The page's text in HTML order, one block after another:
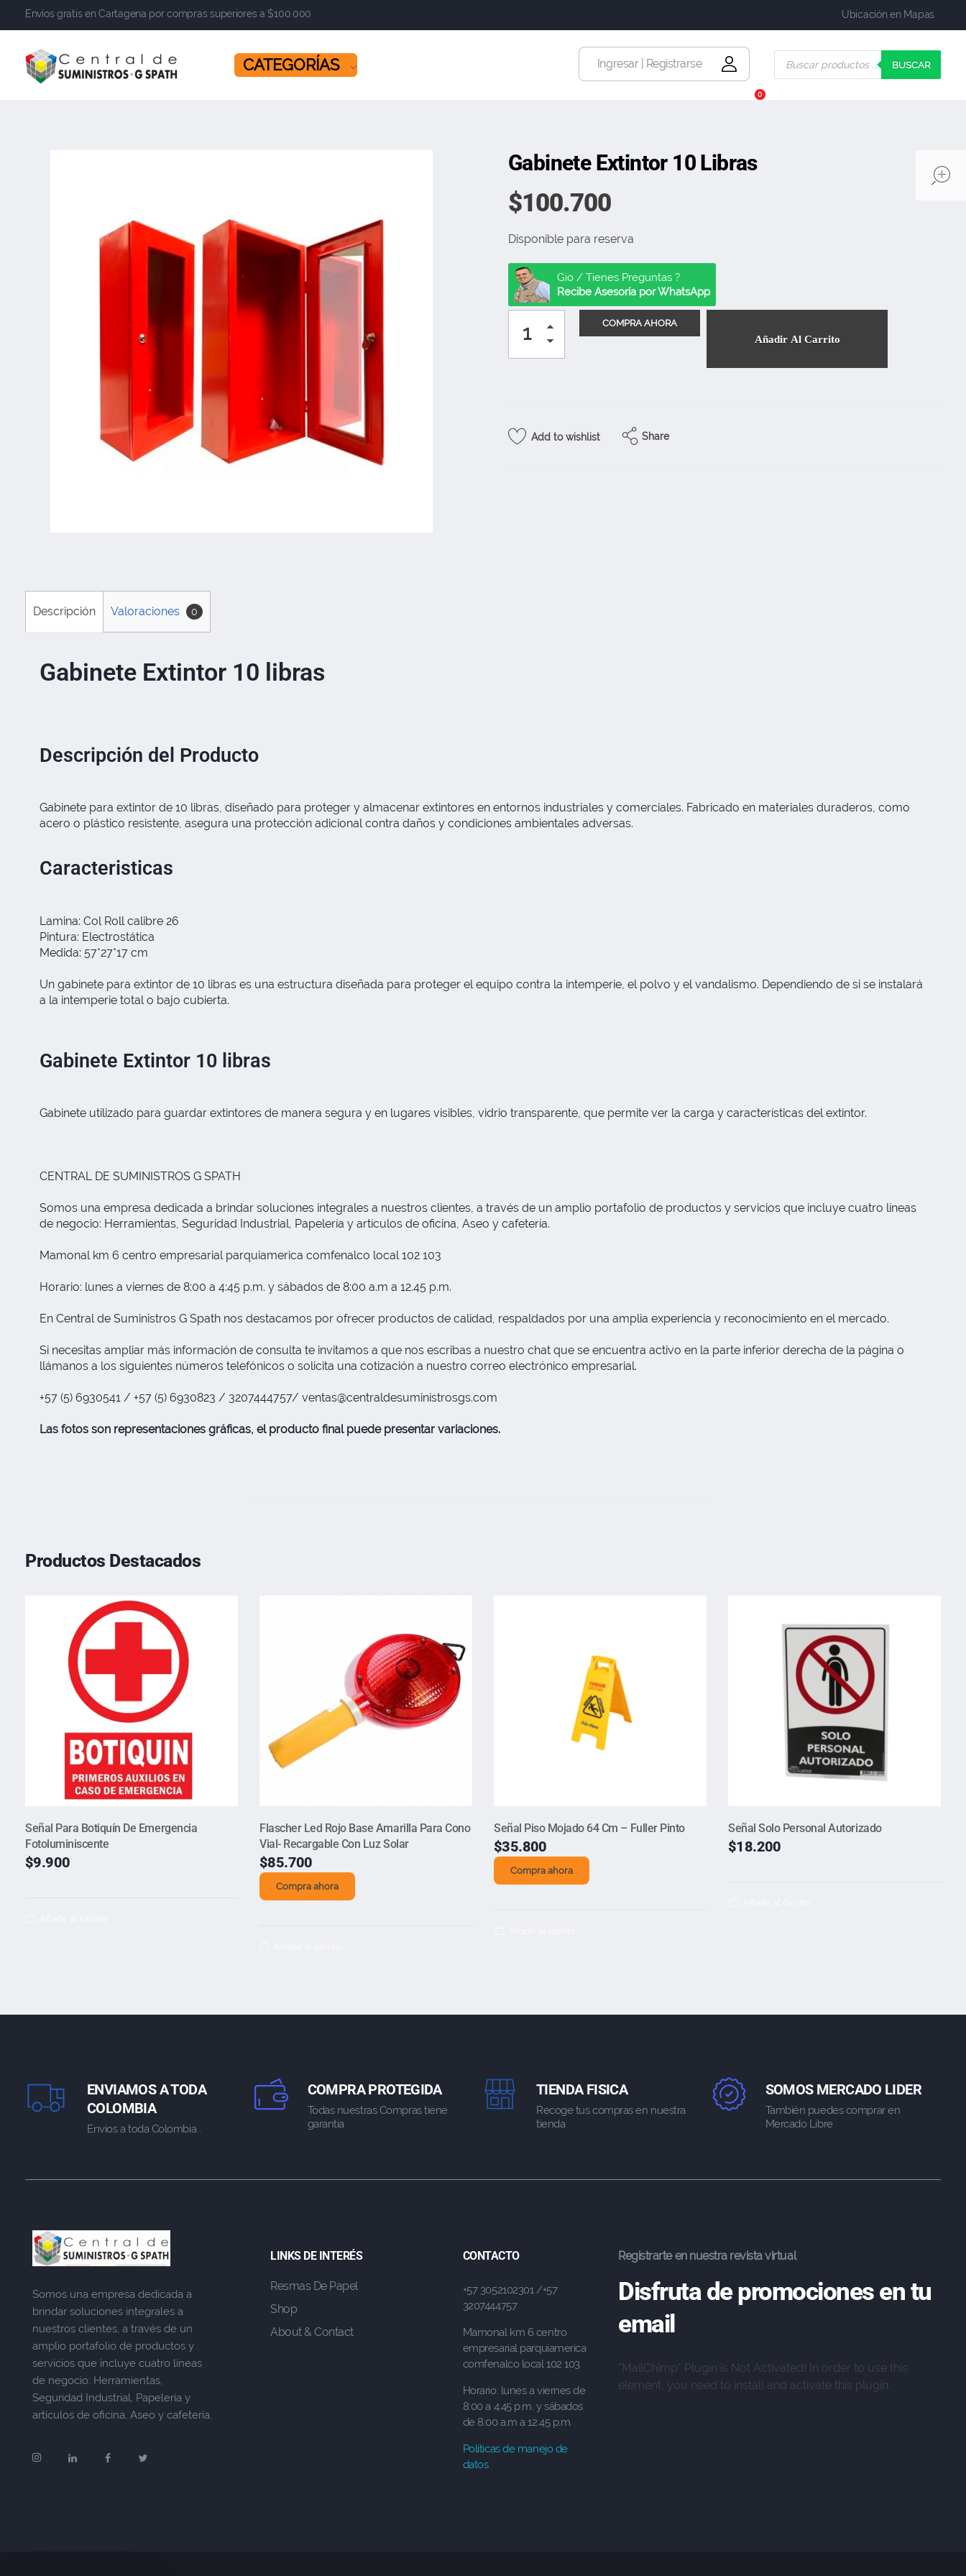
Envíos gratis en Cartagena por compras superiores a $100.000 Ubicación en Mapas
​​​​​​​ CATEGORÍAS Ingresar | Registrarse
0
BUSCAR
Gabinete Extintor 10 Libras
$100.700
Disponible para reserva
Gio / Tienes Preguntas ?
Recibe Asesoría por WhatsApp
Añadir Al Carrito
Add to wishlist Share
Descripción Valoraciones 0
Gabinete Extintor 10 libras
Descripción del Producto
Gabinete para extintor de 10 libras, diseñado para proteger y almacenar extintores en entornos industriales y comerciales. Fabricado en materiales duraderos, como
acero o plástico resistente, asegura una protección adicional contra daños y condiciones ambientales adversas.
Caracteristicas
Lamina: Col Roll calibre 26
Pintura: Electrostática
Medida: 57*27*17 cm
Un gabinete para extintor de 10 libras es una estructura diseñada para proteger el equipo contra la intemperie, el polvo y el vandalismo. Dependiendo de si se instalará
a la intemperie total o bajo cubierta.
Gabinete Extintor 10 libras
Gabinete utilizado para guardar extintores de manera segura y en lugares visibles, vidrio transparente, que permite ver la carga y características del extintor.
CENTRAL DE SUMINISTROS G SPATH
Somos una empresa dedicada a brindar soluciones integrales a nuestros clientes, a través de un amplio portafolio de productos y servicios que incluye cuatro líneas
de negocio: Herramientas, Seguridad Industrial, Papelería y artículos de oficina, Aseo y cafetería.
Mamonal km 6 centro empresarial parquiamerica comfenalco local 102 103
Horario: lunes a viernes de 8:00 a 4:45 p.m. y sábados de 8:00 a.m a 12.45 p.m.
En Central de Suministros G Spath nos destacamos por ofrecer productos de calidad, respaldados por una amplia experiencia y reconocimiento en el mercado.
Si necesitas ampliar más información de consulta te invitamos a que nos escribas a nuestro chat que se encuentra activo en la parte inferior derecha de la página o
llámanos a los siguientes números telefónicos o solicita una cotización a nuestro correo electrónico empresarial.
+57 (5) 6930541 / +57 (5) 6930823 / 3207444757/ ventas@centraldesuministrosgs.com
Las fotos son representaciones gráficas, el producto final puede presentar variaciones.
Productos Destacados
Señal Para Botiquín De Emergencia
Fotoluminiscente
$9.900
Flascher Led Rojo Base Amarilla Para Cono
Vial- Recargable Con Luz Solar
$85.700
Compra ahora
Señal Piso Mojado 64 Cm – Fuller Pinto
$35.800
Compra ahora
Señal Solo Personal Autorizado
$18.200
ENVIAMOS A TODA
COLOMBIA
Envios a toda Colombia .
COMPRA PROTEGIDA
Todas nuestras Compras tiene
garantia
TIENDA FISICA
Recoge tus compras en nuestra
tienda
SOMOS MERCADO LIDER
También puedes comprar en
Mercado Libre
Somos una empresa dedicada a
brindar soluciones integrales a
nuestros clientes, a través de un
amplio portafolio de productos y
servicios que incluye cuatro líneas
de negocio: Herramientas,
Seguridad Industrial, Papelería y
artículos de oficina, Aseo y cafetería.
LINKS DE INTERÉS
Resmas De Papel
Shop
About & Contact
CONTACTO
+57 3052102301 /+57
3207444757
Mamonal km 6 centro
empresarial parquiamerica
comfenalco local 102 103
Horario: lunes a viernes de
8:00 a 4:45 p.m. y sábados
de 8:00 a.m a 12.45 p.m.
Políticas de manejo de
datos
Registrarte en nuestra revista virtual
Disfruta de promociones en tu
email
"MailChimp" Plugin is Not Activated!
In order to use this
element, you need to install and activate this plugin.